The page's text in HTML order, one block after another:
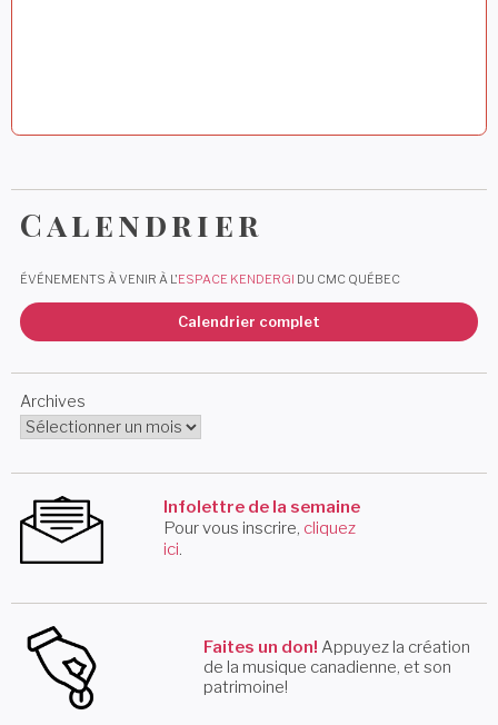
Calendrier
ÉVÉNEMENTS À VENIR À L'ESPACE KENDERGI DU CMC QUÉBEC
Calendrier complet
Archives
Infolettre de la semaine
Pour vous inscrire, cliquez
ici.
Faites un don! Appuyez la création
de la musique canadienne, et son
patrimoine!